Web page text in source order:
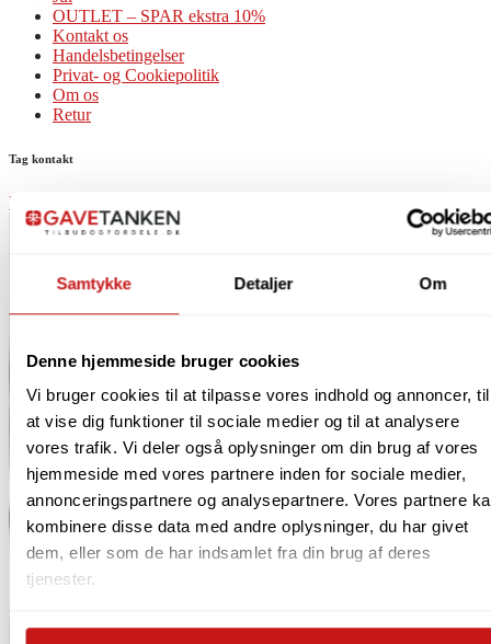
Samtykke Detaljer Om
Denne hjemmeside bruger cookies
Vi bruger cookies til at tilpasse vores indhold og annoncer, til
at vise dig funktioner til sociale medier og til at analysere
vores trafik. Vi deler også oplysninger om din brug af vores
hjemmeside med vores partnere inden for sociale medier,
annonceringspartnere og analysepartnere. Vores partnere
kombinere disse data med andre oplysninger, du har givet
dem, eller som de har indsamlet fra din brug af deres
tjenester.
OUTLET – SPAR ekstra 10%
Kontakt os
Handelsbetingelser
Privat- og Cookiepolitik
Om os
Retur
Tag kontakt
kundeservice@gavetanken.dk